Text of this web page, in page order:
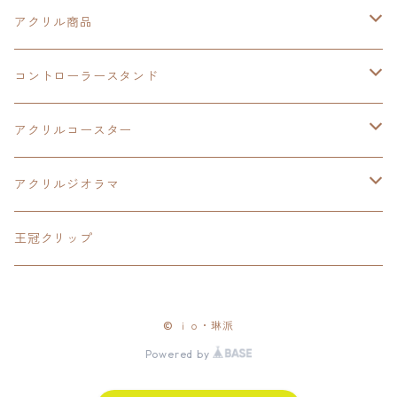
創の軌跡
界の軌跡
創の軌跡
アクリル商品
LEDアクリルカード
界の軌跡
アクリルジオラマ
コントローラースタンド
イースⅨ
閃の軌跡Ⅳ
碧の軌跡:改
アクリルコースター
イースⅧ
閃の軌跡Ⅱ
アクリルジオラマ
閃の軌跡Ⅲ
王冠クリップ
© ｉｏ・琳派
Powered by